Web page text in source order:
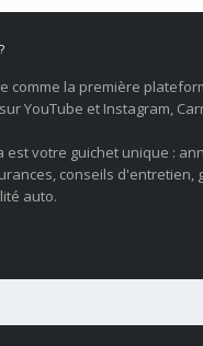
comme la première
YouTube et Instagram,
est votre guichet unique :
conseils d'entretien,
auto.